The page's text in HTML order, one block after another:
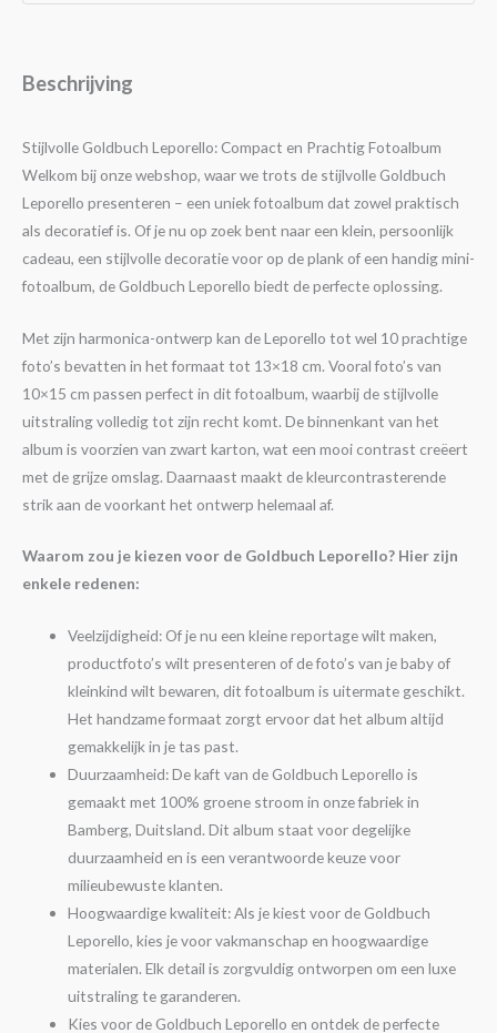
Beschrijving
Stijlvolle Goldbuch Leporello: Compact en Prachtig Fotoalbum
Welkom bij onze webshop, waar we trots de stijlvolle Goldbuch
Leporello presenteren – een uniek fotoalbum dat zowel praktisch
als decoratief is. Of je nu op zoek bent naar een klein, persoonlijk
cadeau, een stijlvolle decoratie voor op de plank of een handig mini-
fotoalbum, de Goldbuch Leporello biedt de perfecte oplossing.
Met zijn harmonica-ontwerp kan de Leporello tot wel 10 prachtige
foto’s bevatten in het formaat tot 13×18 cm. Vooral foto’s van
10×15 cm passen perfect in dit fotoalbum, waarbij de stijlvolle
uitstraling volledig tot zijn recht komt. De binnenkant van het
album is voorzien van zwart karton, wat een mooi contrast creëert
met de grijze omslag. Daarnaast maakt de kleurcontrasterende
strik aan de voorkant het ontwerp helemaal af.
Waarom zou je kiezen voor de Goldbuch Leporello? Hier zijn
enkele redenen:
Veelzijdigheid: Of je nu een kleine reportage wilt maken,
productfoto’s wilt presenteren of de foto’s van je baby of
kleinkind wilt bewaren, dit fotoalbum is uitermate geschikt.
Het handzame formaat zorgt ervoor dat het album altijd
gemakkelijk in je tas past.
Duurzaamheid: De kaft van de Goldbuch Leporello is
gemaakt met 100% groene stroom in onze fabriek in
Bamberg, Duitsland. Dit album staat voor degelijke
duurzaamheid en is een verantwoorde keuze voor
milieubewuste klanten.
Hoogwaardige kwaliteit: Als je kiest voor de Goldbuch
Leporello, kies je voor vakmanschap en hoogwaardige
materialen. Elk detail is zorgvuldig ontworpen om een luxe
uitstraling te garanderen.
Kies voor de Goldbuch Leporello en ontdek de perfecte